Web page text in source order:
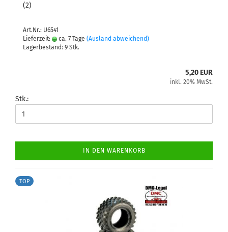
(2)
Art.Nr.: U6541
Lieferzeit:
ca. 7 Tage (Ausland abweichend)
Lagerbestand: 9 Stk.
5,20 EUR
inkl. 20% MwSt.
Stk.:
IN DEN WARENKORB
TOP